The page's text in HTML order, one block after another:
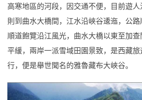
高寒地區的河段，因交通不便，目前遊
則到曲水大橋間，江水沿峽谷逶迤，公
順道飽覽沿江風光，曲水大橋以東至加
平緩，兩岸一派雪域田園景致，是西藏
行，便是舉世聞名的雅魯藏布大峽谷。